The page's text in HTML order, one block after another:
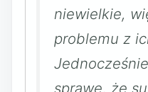
niewielkie,
problemu z
sprawę, że